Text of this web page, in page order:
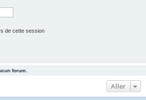
de cette session
forum.
Aller